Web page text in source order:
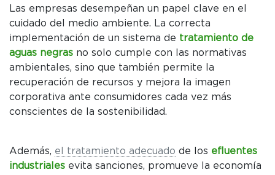
Las empresas desempeñan un papel clave en el
cuidado del medio ambiente. La correcta
implementación de un sistema de tratamiento de
aguas negras no solo cumple con las normativas
ambientales, sino que también permite la
recuperación de recursos y mejora la imagen
corporativa ante consumidores cada vez más
conscientes de la sostenibilidad.
Además, el tratamiento adecuado de los efluentes
industriales evita sanciones, promueve la economía